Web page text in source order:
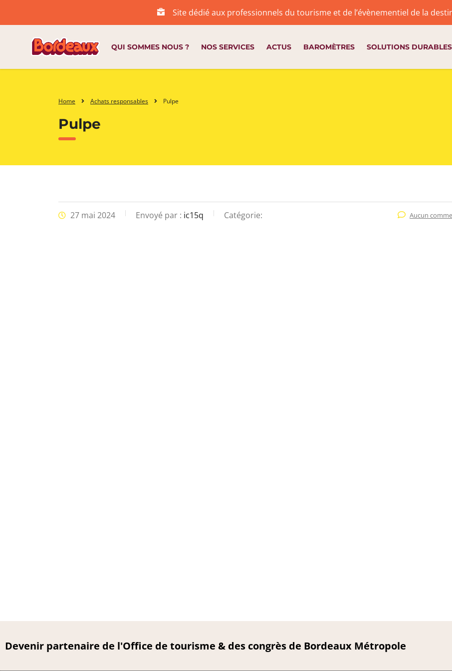
Site dédié aux professionnels du tourisme et de l’évènementiel de la
QUI SOMMES NOUS ? NOS SERVICES ACTUS BAROMÈTRES SOLUTIONS DURABLES
Home Achats responsables Pulpe
Pulpe
27 mai 2024 Envoyé par : ic15q Catégorie: Aucun
Devenir partenaire de l'Office de tourisme & des congrès de Bordeaux Métropole